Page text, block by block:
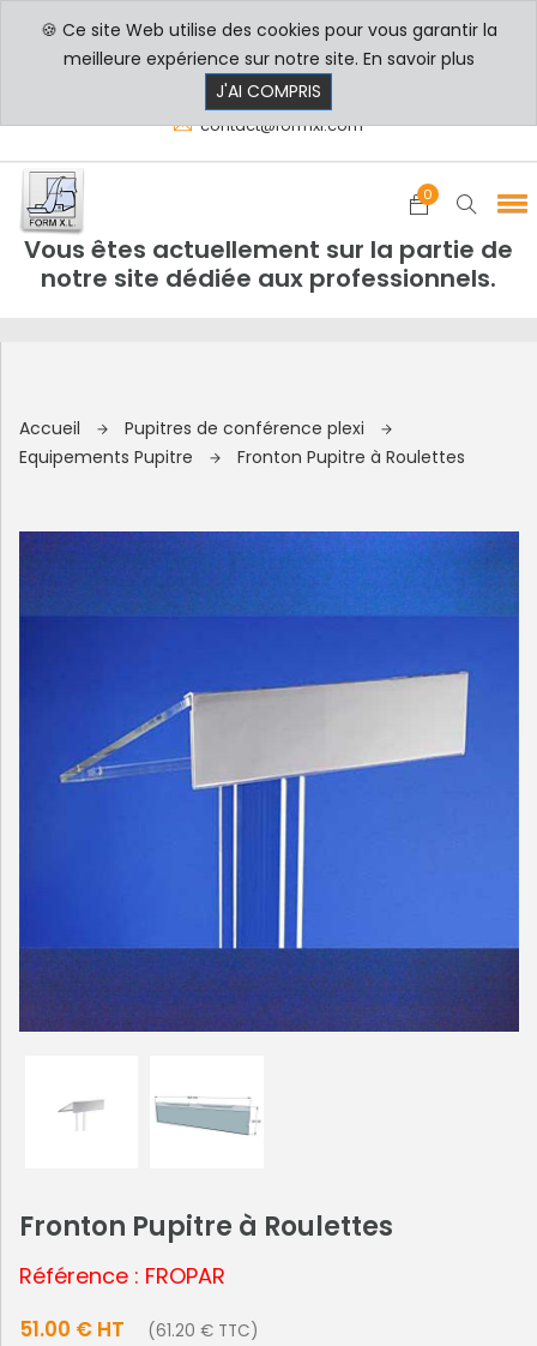
PROFESSIONNELS PARTICULIERS
contact@formxl.com
0
Vous êtes actuellement sur la partie de
notre site dédiée aux professionnels.
Accueil
Pupitres de conférence plexi
Equipements Pupitre
Fronton Pupitre à Roulettes
Fronton Pupitre à Roulettes
Référence : FROPAR
51.00 € HT (61.20 € TTC)
🍪 Ce site Web utilise des cookies pour vous garantir la
meilleure expérience sur notre site. En savoir plus
J'AI COMPRIS